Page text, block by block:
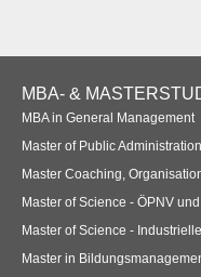
Footer
Navigation
MBA- &
MBA in General Management
Master of Public
Master Coaching,
Master of Science - ÖPNV
Master of Science -
Master in